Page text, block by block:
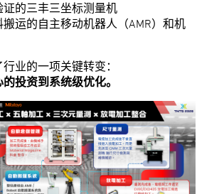
证的三丰三坐标测量机
运的自主移动机器人（AMR）和机
业的一项关键转变：
投资到系统级优化。